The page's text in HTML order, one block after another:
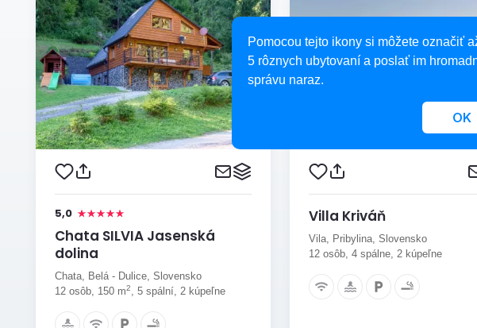
5,0
Chata SILVIA Jasenská
dolina
Chata, Belá - Dulice, Slovensko
12 osôb, 150 m2, 5 spální, 2 kúpeľne
Villa Kriváň
Vila, Pribylina, Slovensko
12 osôb, 4 spálne, 2 kúpeľne
Pomocou tejto ikony si môžete označiť
5 rôznych ubytovaní a poslať im
správu naraz.
OK